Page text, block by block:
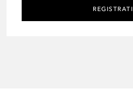
REGISTRATI